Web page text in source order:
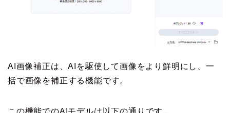
AI画像補正は、AIを駆使して画像をより鮮明にし、一
括で画像を補正する機能です。